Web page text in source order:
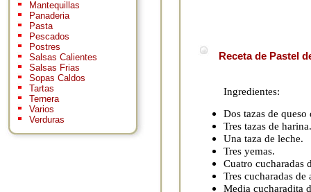
Mantequillas
Panaderia
Pasta
Pescados
Postres
Salsas Calientes
Salsas Frias
Sopas Caldos
Tartas
Ternera
Varios
Verduras
Receta de Pastel
Ingredientes:
Dos tazas de queso
Tres tazas de harina.
Una taza de leche.
Tres yemas.
Cuatro cucharadas
Tres cucharadas de
Media cucharadita